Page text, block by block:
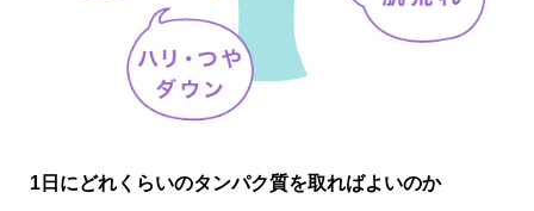
1日にどれくらいのタンパク質を取ればよいのか